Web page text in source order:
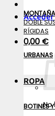
Acceder
0,00 €
No
MONTAÑA
DOBLE
RÍGIDAS
URBANAS
ROPA
BOTINES